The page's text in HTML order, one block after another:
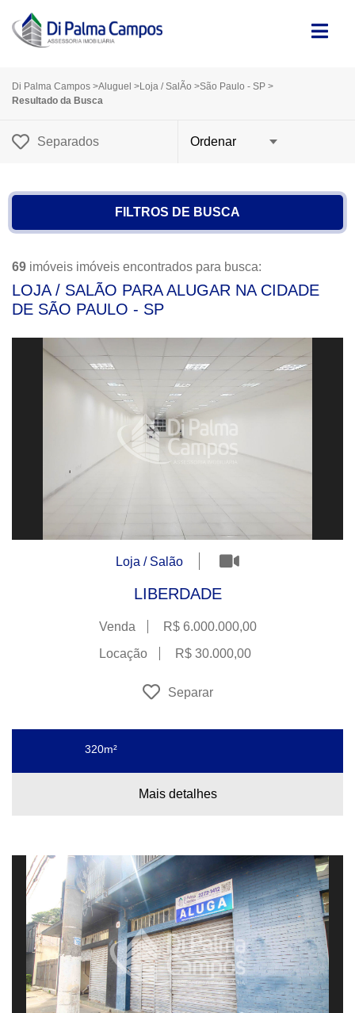
Di Palma Campos >Aluguel >Loja / SalÃo >São Paulo - SP >
Resultado da Busca
Separados
FILTROS DE BUSCA
69 imóveis imóveis encontrados para busca:
LOJA / SALÃO PARA ALUGAR NA CIDADE
DE SÃO PAULO - SP
Loja / Salão
LIBERDADE
Venda
R$ 6.000.000,00
Locação
R$ 30.000,00
Separar
320m²
Mais detalhes